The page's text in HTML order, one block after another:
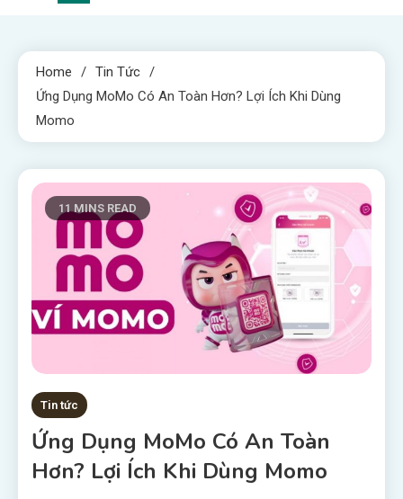
Home
Tin Tức
Ứng Dụng MoMo Có An Toàn Hơn? Lợi Ích Khi Dùng
Momo
11 MINS READ
Tin tức
Ứng Dụng MoMo Có An Toàn
Hơn? Lợi Ích Khi Dùng Momo